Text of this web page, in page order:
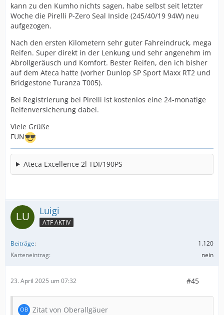
kann zu den Kumho nichts sagen, habe selbst seit letzter
Woche die Pirelli P-Zero Seal Inside (245/40/19 94W) neu
aufgezogen.
Nach den ersten Kilometern sehr guter Fahreindruck, mega
Reifen. Super direkt in der Lenkung und sehr angenehm im
Abrollgeräusch und Komfort. Bester Reifen, den ich bisher
auf dem Ateca hatte (vorher Dunlop SP Sport Maxx RT2 und
Bridgestone Turanza T005).
Bei Registrierung bei Pirelli ist kostenlos eine 24-monatige
Reifenversicherung dabei.
Viele Grüße
FUN
Ateca Excellence 2l TDI/190PS
Luigi
ATF AKTIV
Beiträge
1.120
Karteneintrag
nein
23. April 2025 um 07:32 #45
Zitat von Oberallgäuer